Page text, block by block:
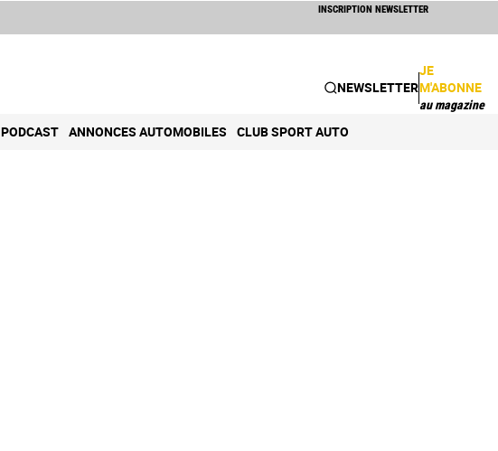
INSCRIPTION NEWSLETTER
NEWSLETTER
JE
M'ABONNE
au magazine
PODCAST ANNONCES AUTOMOBILES CLUB SPORT AUTO